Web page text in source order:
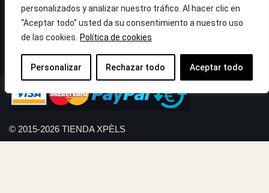
personalizados y analizar nuestro tráfico. Al hacer clic en
“Aceptar todo” usted da su consentimiento a nuestro uso
de las cookies.
Política de cookies
Personalizar Rechazar todo Aceptar todo
Horario: Lun-Vie 09:30h a 13:30h y 16:45h a 20:00h - Sab
10:30h a 14:.00h
Correo:info@tiendaxpels.com
© 2015-2026 TIENDA XPÈLS